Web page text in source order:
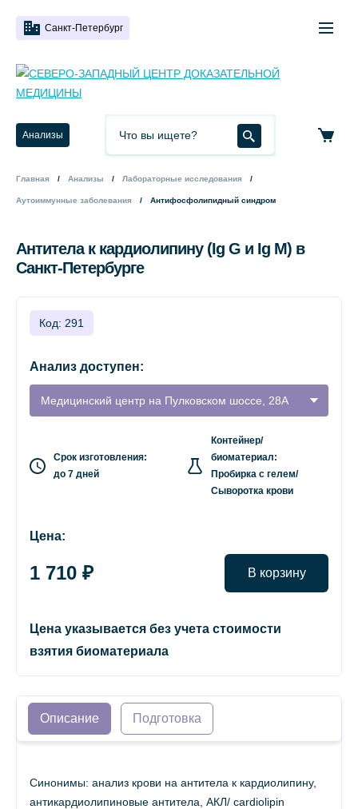
Санкт-Петербург
Анализы
Главная Анализы Лабораторные исследования
Аутоиммунные заболевания Антифосфолипидный синдром
Антитела к кардиолипину (Ig G и Ig M) в
Санкт-Петербурге
Код: 291
Анализ доступен:
Медицинский центр на Пулковском шоссе, 28А
Срок изготовления:
до 7 дней
Контейнер/
биоматериал:
Пробирка с гелем/
Сыворотка крови
Цена:
1 710 ₽ В корзину
Цена указывается без учета стоимости
взятия биоматериала
Описание Подготовка
Синонимы: анализ крови на антитела к кардиолипину,
антикардиолипиновые антитела, АКЛ/ cardiolipin